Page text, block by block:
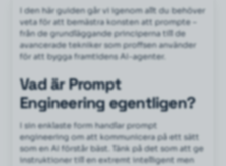
I den här guiden går vi igenom allt du behöver
veta för att bemästra konsten att prompte –
från de grundläggande principerna till de
avancerade tekniker som proffsen använder
för att bygga framtidens AI-agenter.
Vad är Prompt
Engineering egentligen?
I sin enklaste form handlar prompt
engineering om att kommunicera på ett sätt
som en AI förstår bäst. Tänk på det som att ge
instruktioner till en extremt intelligent men